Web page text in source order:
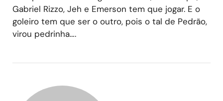
Gabriel Rizzo, Jeh e Emerson tem que jogar. E o
goleiro tem que ser o outro, pois o tal de Pedrão,
virou pedrinha….